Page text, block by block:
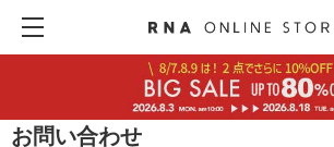
お問い合わせ